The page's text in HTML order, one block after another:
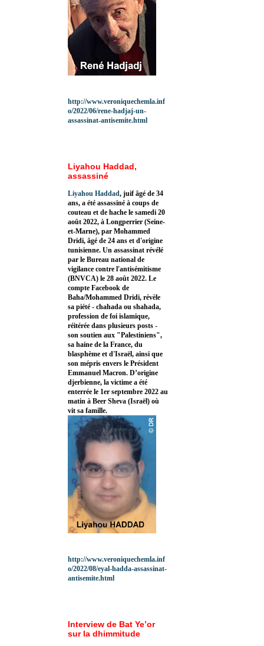
http://www.veroniquechemla.inf
o/2022/06/rene-hadjaj-un-
assassinat-antisemite.html
Liyahou Haddad,
assassiné
Liyahou Haddad, juif âgé de 34
ans, a été assassiné à coups de
couteau et de hache le samedi 20
août 2022, à Longperrier (Seine-
et-Marne), par Mohammed
Dridi, âgé de 24 ans et d'origine
tunisienne. Un assassinat révélé
par le Bureau national de
vigilance contre l'antisémitisme
(BNVCA) le 28 août 2022. Le
compte Facebook de
Baha/Mohammed Dridi, révèle
sa piété - chahada ou shahada,
profession de foi islamique,
réitérée dans plusieurs posts -
son soutien aux "Palestiniens",
sa haine de la France, du
blasphème et d'Israël, ainsi que
son mépris envers le Président
Emmanuel Macron. D’origine
djerbienne, la victime a été
enterrée le 1er septembre 2022 au
matin à Beer Sheva (Israël) où
vit sa famille.
http://www.veroniquechemla.inf
o/2022/08/eyal-hadda-assassinat-
antisemite.html
Interview de Bat Ye’or
sur la dhimmitude